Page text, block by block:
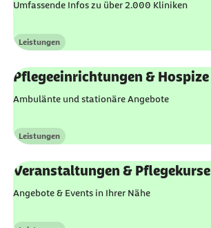
Umfassende Infos zu über 2.000 Kliniken
Kategorie
Leistungen
Pflegeeinrichtungen & Hospize
Ambulänte und stationäre Angebote
Kategorie
Leistungen
Veranstaltungen & Pflegekurse
Angebote & Events in Ihrer Nähe